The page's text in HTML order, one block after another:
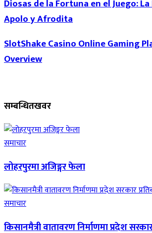
Diosas de la Fortuna en el Juego:
Apolo y Afrodita
SlotShake Casino Online Gaming
Overview
सम्बन्धितखवर
समाचार
लोहरपुरमा अजिङ्गर फेला
समाचार
किसानमैत्री वातावरण निर्माणमा प्रदेश